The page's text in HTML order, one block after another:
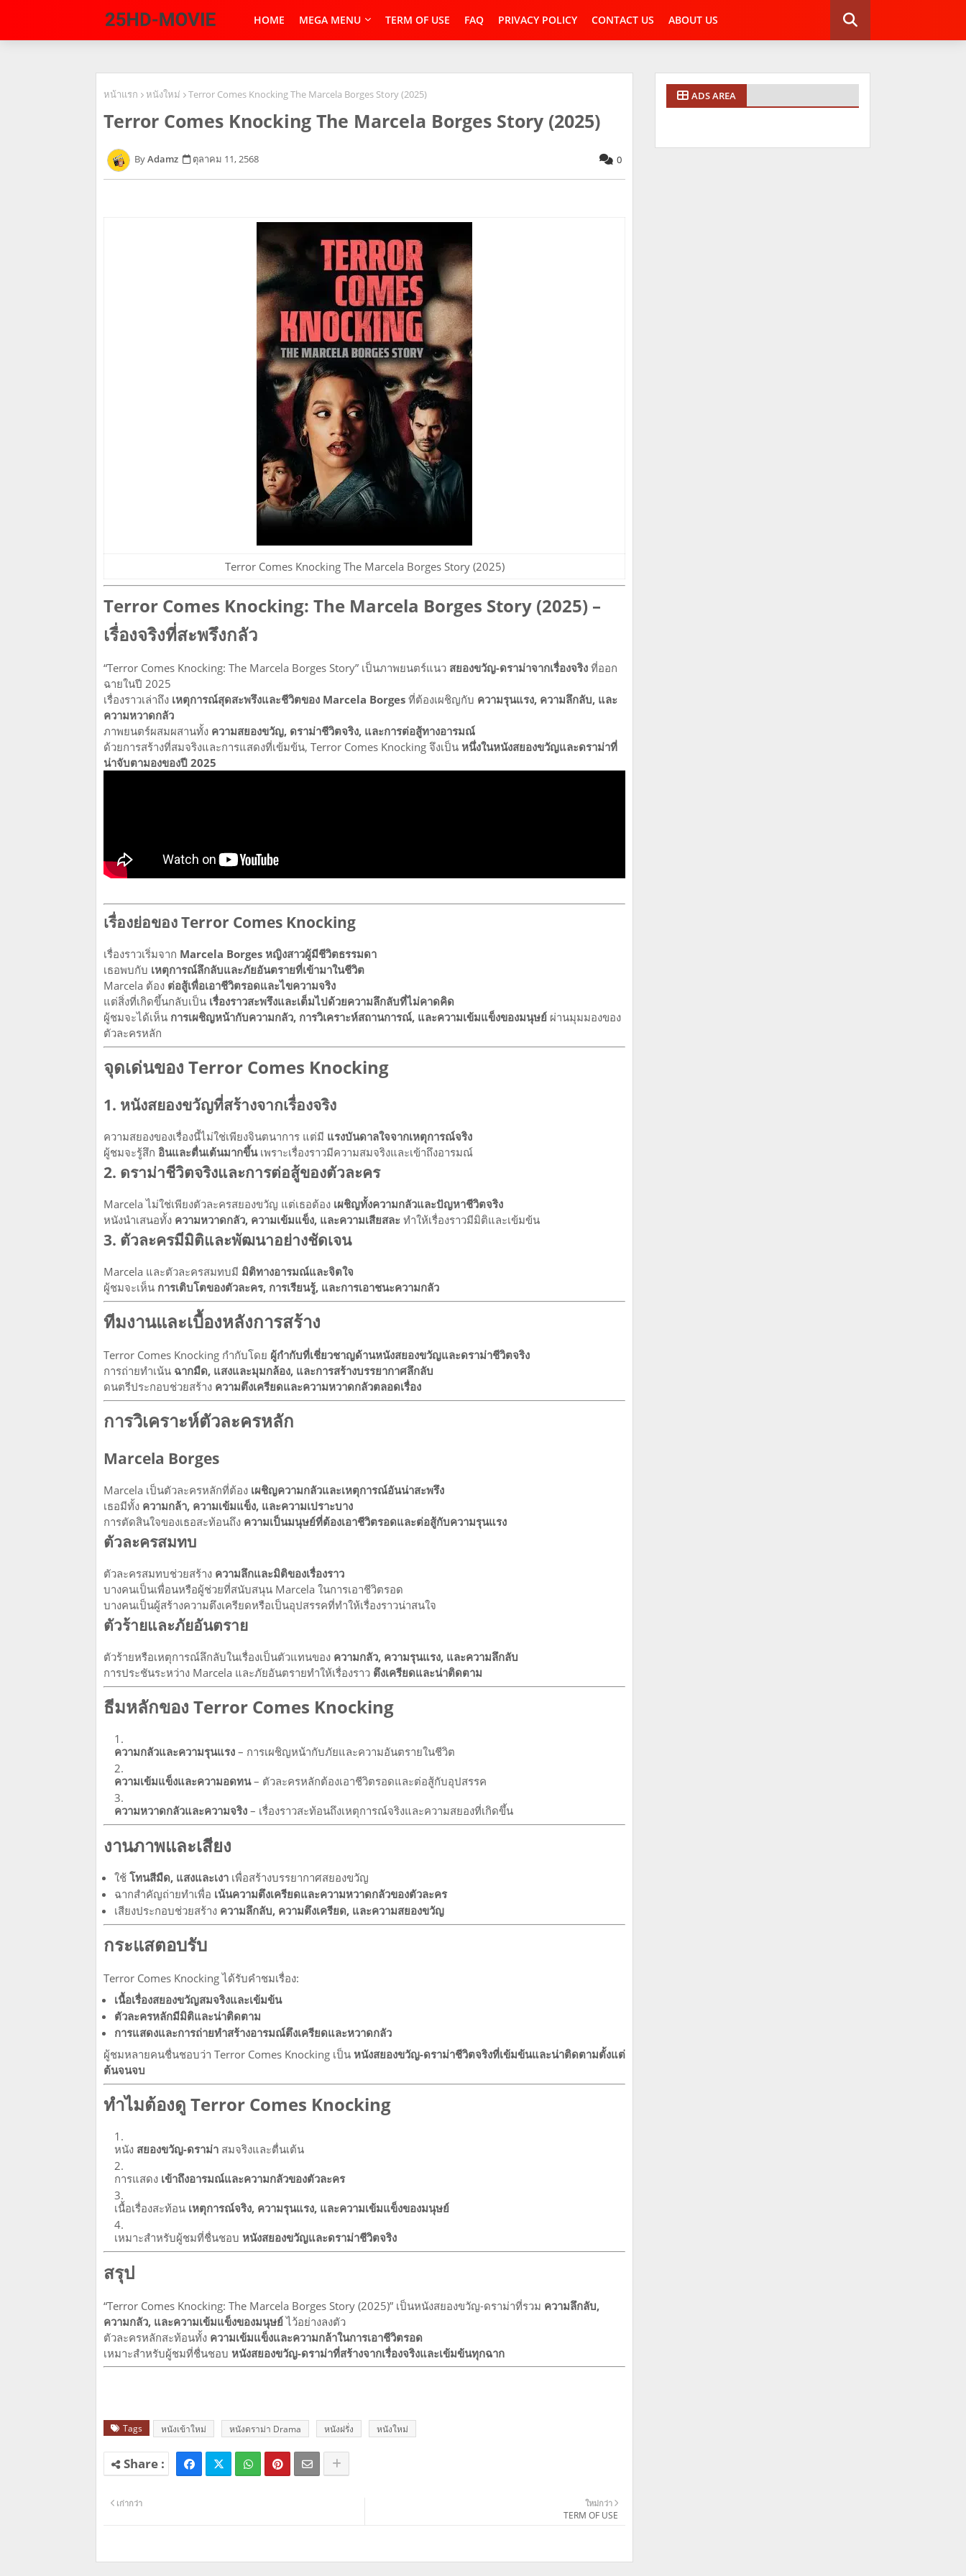
HOME MEGA MENU TERM OF USE FAQ PRIVACY POLICY CONTACT US ABOUT US
หน้าแรก หนังใหม่ Terror Comes Knocking The Marcela Borges Story (2025)
Terror Comes Knocking The Marcela Borges Story (2025)
Adamz ตุลาคม 11, 2568 0
Terror Comes Knocking The Marcela Borges Story (2025)
Terror Comes Knocking: The Marcela Borges Story (2025) –
เรื่องจริงที่สะพรึงกลัว
“Terror Comes Knocking: The Marcela Borges Story” เป็นภาพยนตร์แนว สยองขวัญ-ดราม่าจากเรื่องจริง ที่ออก
ฉายในปี 2025
เรื่องราวเล่าถึง เหตุการณ์สุดสะพรึงและชีวิตของ Marcela Borges ที่ต้องเผชิญกับ ความรุนแรง, ความลึกลับ, และ
ความหวาดกลัว
ภาพยนตร์ผสมผสานทั้ง ความสยองขวัญ, ดราม่าชีวิตจริง, และการต่อสู้ทางอารมณ์
ด้วยการสร้างที่สมจริงและการแสดงที่เข้มข้น, Terror Comes Knocking จึงเป็น หนึ่งในหนังสยองขวัญและดราม่าที่
น่าจับตามองของปี 2025
เรื่องย่อของ Terror Comes Knocking
เรื่องราวเริ่มจาก Marcela Borges หญิงสาวผู้มีชีวิตธรรมดา
เธอพบกับ เหตุการณ์ลึกลับและภัยอันตรายที่เข้ามาในชีวิต
Marcela ต้อง ต่อสู้เพื่อเอาชีวิตรอดและไขความจริง
แต่สิ่งที่เกิดขึ้นกลับเป็น เรื่องราวสะพรึงและเต็มไปด้วยความลึกลับที่ไม่คาดคิด
ผู้ชมจะได้เห็น การเผชิญหน้ากับความกลัว, การวิเคราะห์สถานการณ์, และความเข้มแข็งของมนุษย์ ผ่านมุมมองของ
ตัวละครหลัก
จุดเด่นของ Terror Comes Knocking
1. หนังสยองขวัญที่สร้างจากเรื่องจริง
ความสยองของเรื่องนี้ไม่ใช่เพียงจินตนาการ แต่มี แรงบันดาลใจจากเหตุการณ์จริง
ผู้ชมจะรู้สึก อินและตื่นเต้นมากขึ้นเพราะเรื่องราวมีความสมจริงและเข้าถึงอารมณ์
2. ดราม่าชีวิตจริงและการต่อสู้ของตัวละคร
Marcela ไม่ใช่เพียงตัวละครสยองขวัญ แต่เธอต้อง เผชิญทั้งความกลัวและปัญหาชีวิตจริง
หนังนำเสนอทั้ง ความหวาดกลัว, ความเข้มแข็ง, และความเสียสละ ทำให้เรื่องราวมีมิติและเข้มข้น
3. ตัวละครมีมิติและพัฒนาอย่างชัดเจน
Marcela และตัวละครสมทบมี มิติทางอารมณ์และจิตใจ
ผู้ชมจะเห็น การเติบโตของตัวละคร, การเรียนรู้, และการเอาชนะความกลัว
ทีมงานและเบื้องหลังการสร้าง
Terror Comes Knocking กำกับโดย ผู้กำกับที่เชี่ยวชาญด้านหนังสยองขวัญและดราม่าชีวิตจริง
การถ่ายทำเน้น ฉากมืด, แสงและมุมกล้อง, และการสร้างบรรยากาศลึกลับ
ดนตรีประกอบช่วยสร้าง ความตึงเครียดและความหวาดกลัวตลอดเรื่อง
การวิเคราะห์ตัวละครหลัก
Marcela Borges
Marcela เป็นตัวละครหลักที่ต้อง เผชิญความกลัวและเหตุการณ์อันน่าสะพรึง
เธอมีทั้ง ความกล้า, ความเข้มแข็ง, และความเปราะบาง
การตัดสินใจของเธอสะท้อนถึง ความเป็นมนุษย์ที่ต้องเอาชีวิตรอดและต่อสู้กับความรุนแรง
ตัวละครสมทบ
ตัวละครสมทบช่วยสร้าง ความลึกและมิติของเรื่องราว
บางคนเป็นเพื่อนหรือผู้ช่วยที่สนับสนุน Marcela ในการเอาชีวิตรอด
บางคนเป็นผู้สร้างความตึงเครียดหรือเป็นอุปสรรคที่ทำให้เรื่องราวน่าสนใจ
ตัวร้ายและภัยอันตราย
ตัวร้ายหรือเหตุการณ์ลึกลับในเรื่องเป็นตัวแทนของ ความกลัว, ความรุนแรง, และความลึกลับ
การประชันระหว่าง Marcela และภัยอันตรายทำให้เรื่องราว ตึงเครียดและน่าติดตาม
ธีมหลักของ Terror Comes Knocking
ความกลัวและความรุนแรง – การเผชิญหน้ากับภัยและความอันตรายในชีวิต
ความเข้มแข็งและความอดทน– ตัวละครหลักต้องเอาชีวิตรอดและต่อสู้กับอุปสรรค
ความหวาดกลัวและความจริง – เรื่องราวสะท้อนถึงเหตุการณ์จริงและความสยองที่เกิดขึ้น
งานภาพและเสียง
ใช้ โทนสีมืด, แสงและเงา เพื่อสร้างบรรยากาศสยองขวัญ
ฉากสำคัญถ่ายทำเพื่อ เน้นความตึงเครียดและความหวาดกลัวของตัวละคร
เสียงประกอบช่วยสร้าง ความลึกลับ, ความตึงเครียด, และความสยองขวัญ
กระแสตอบรับ
Terror Comes Knocking ได้รับคำชมเรื่อง:
เนื้อเรื่องสยองขวัญสมจริงและเข้มข้น
ตัวละครหลักมีมิติและน่าติดตาม
การแสดงและการถ่ายทำสร้างอารมณ์ตึงเครียดและหวาดกลัว
ผู้ชมหลายคนชื่นชอบว่า Terror Comes Knocking เป็น หนังสยองขวัญ-ดราม่าชีวิตจริงที่เข้มข้นและน่าติดตามตั้งแต่
ต้นจนจบ
ทำไมต้องดู Terror Comes Knocking
หนัง สยองขวัญ-ดราม่า สมจริงและตื่นเต้น
การแสดง เข้าถึงอารมณ์และความกลัวของตัวละคร
เนื้อเรื่องสะท้อน เหตุการณ์จริง, ความรุนแรง, และความเข้มแข็งของมนุษย์
เหมาะสำหรับผู้ชมที่ชื่นชอบ หนังสยองขวัญและดราม่าชีวิตจริง
สรุป
“Terror Comes Knocking: The Marcela Borges Story (2025)” เป็นหนังสยองขวัญ-ดราม่าที่รวม ความลึกลับ,
ความกลัว, และความเข้มแข็งของมนุษย์ไว้อย่างลงตัว
ตัวละครหลักสะท้อนทั้ง ความเข้มแข็งและความกล้าในการเอาชีวิตรอด
เหมาะสำหรับผู้ชมที่ชื่นชอบ หนังสยองขวัญ-ดราม่าที่สร้างจากเรื่องจริงและเข้มข้นทุกฉาก
Tags หนังเข้าใหม่ หนังดราม่า Drama หนังฝรั่ง หนังใหม่
ใหม่กว่า
TERM OF USE
เก่ากว่า
ADS AREA